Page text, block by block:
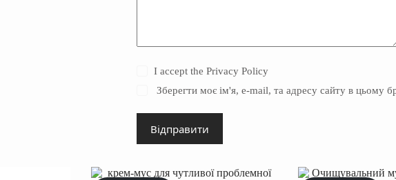
I accept the Privacy Policy
Зберегти моє ім'я, e-mail, та адресу сайту в цьому
Відправити